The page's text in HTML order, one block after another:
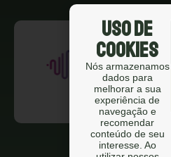
Uso de
Cookies
Nós armazenamos
dados para
melhorar a sua
experiência de
navegação e
recomendar
conteúdo de seu
interesse. Ao